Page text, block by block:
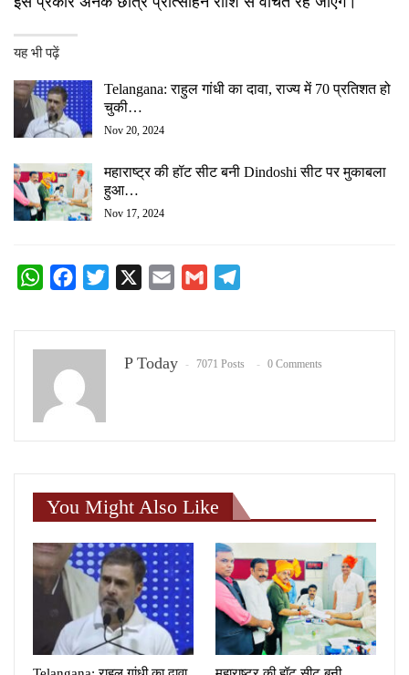
यह भी पढ़ें
Telangana: राहुल गांधी का दावा, राज्य में 70 प्रतिशत हो
चुकी…
Nov 20, 2024
महाराष्‍ट्र की हॉट सीट बनी Dindoshi सीट पर मुकाबला
हुआ…
Nov 17, 2024
WhatsAppFacebook
Twitter Email Gmail
P Today 7071 Posts 0 Comments
You Might Also Like